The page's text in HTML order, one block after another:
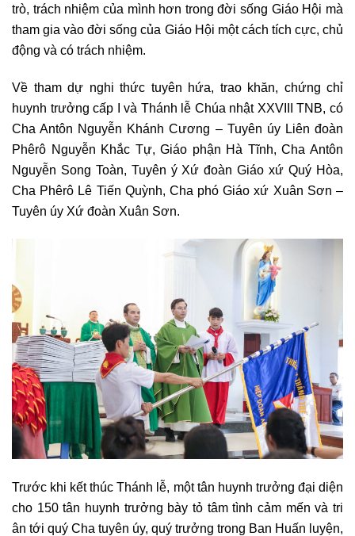
trò, trách nhiệm của mình hơn trong đời sống Giáo Hội mà
tham gia vào đời sống của Giáo Hội một cách tích cực, chủ
động và có trách nhiệm.
Về tham dự nghi thức tuyên hứa, trao khăn, chứng chỉ
huynh trưởng cấp I và Thánh lễ Chúa nhật XXVIII TNB, có
Cha Antôn Nguyễn Khánh Cương – Tuyên úy Liên đoàn
Phêrô Nguyễn Khắc Tự, Giáo phận Hà Tĩnh, Cha Antôn
Nguyễn Song Toàn, Tuyên ý Xứ đoàn Giáo xứ Quý Hòa,
Cha Phêrô Lê Tiến Quỳnh, Cha phó Giáo xứ Xuân Sơn –
Tuyên úy Xứ đoàn Xuân Sơn.
Trước khi kết thúc Thánh lễ, một tân huynh trưởng đại diện
cho 150 tân huynh trưởng bày tỏ tâm tình cảm mến và tri
ân tới quý Cha tuyên úy, quý trưởng trong Ban Huấn luyện,